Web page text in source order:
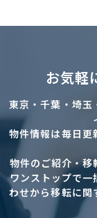
お気軽
東京・千葉・埼玉
物件情報は毎日更
物件のご紹介・移
ワンストップで一
わせから移転に関